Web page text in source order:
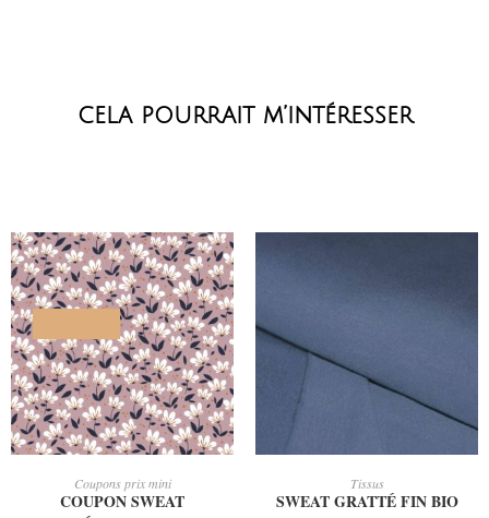
cela pourrait m’intéresser
Coupons prix mini
COUPON SWEAT
Tissus
SWEAT GRATTÉ FIN BIO